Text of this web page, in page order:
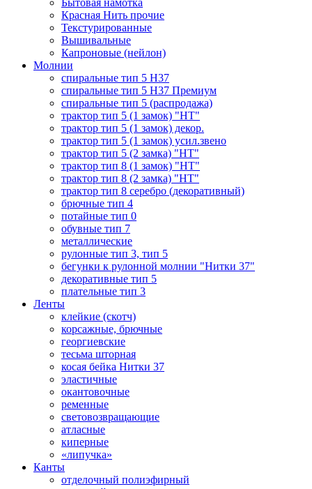
Красная Нить прочие
Текстурированные
Вышивальные
Капроновые (нейлон)
Молнии
спиральные тип 5 Н37
спиральные тип 5 Н37 Премиум
спиральные тип 5 (распродажа)
трактор тип 5 (1 замок) "НТ"
трактор тип 5 (1 замок) декор.
трактор тип 5 (1 замок) усил.звено
трактор тип 5 (2 замка) "НТ"
трактор тип 8 (1 замок) "НТ"
трактор тип 8 (2 замка) "НТ"
трактор тип 8 серебро (декоративный)
брючные тип 4
потайные тип 0
обувные тип 7
металлические
рулонные тип 3, тип 5
бегунки к рулонной молнии "Нитки 37"
декоративные тип 5
плательные тип 3
Ленты
клейкие (скотч)
корсажные, брючные
георгиевские
тесьма шторная
косая бейка Нитки 37
эластичные
окантовочные
ременные
световозвращающие
атласные
киперные
«липучка»
Канты
отделочный полиэфирный